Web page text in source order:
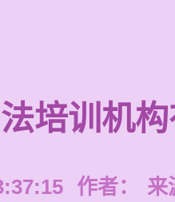
培训机
作者： 来